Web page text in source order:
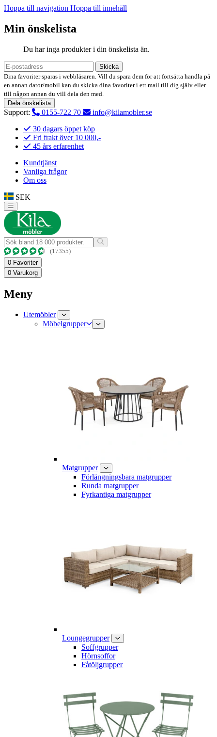
Hoppa till navigation Hoppa till innehåll
Min önskelista
Du har inga produkter i din önskelista än.
Skicka
Dina favoriter sparas i webbläsaren. Vill du spara dem för att fortsätta handla på
en annan dator/mobil kan du skicka dina favoriter i ett mail till dig själv eller
till någon annan du vill dela den med.
Dela önskelista
Support: 0155-722 70
info@kilamobler.se
30 dagars öppet köp
Fri frakt över 10 000,-
45 års erfarenhet
Kundtjänst
Vanliga frågor
Om oss
SEK
(17355)
0 Favoriter
0 Varukorg
Meny
Utemöbler
Möbelgrupper
Matgrupper
Förlängningsbara matgrupper
Runda matgrupper
Fyrkantiga matgrupper
Loungegrupper
Soffgrupper
Hörnsoffor
Fåtöljgrupper